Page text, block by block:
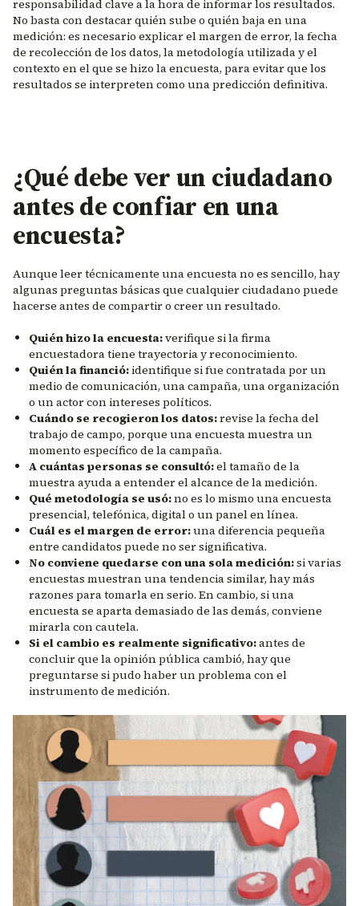
responsabilidad clave a la hora de informar los resultados.
No basta con destacar quién sube o quién baja en una
medición: es necesario explicar el margen de error, la fecha
de recolección de los datos, la metodología utilizada y el
contexto en el que se hizo la encuesta, para evitar que los
resultados se interpreten como una predicción definitiva.
¿Qué debe ver un ciudadano
antes de confiar en una
encuesta?
Aunque leer técnicamente una encuesta no es sencillo, hay
algunas preguntas básicas que cualquier ciudadano puede
hacerse antes de compartir o creer un resultado.
Quién hizo la encuesta:verifique si la firma
encuestadora tiene trayectoria y reconocimiento.
Quién la financió: identifique si fue contratada por un
medio de comunicación, una campaña, una organización
o un actor con intereses políticos.
Cuándo se recogieron los datos:revise la fecha del
trabajo de campo, porque una encuesta muestra un
momento específico de la campaña.
A cuántas personas se consultó:el tamaño de la
muestra ayuda a entender el alcance de la medición.
Qué metodología se usó:no es lo mismo una encuesta
presencial, telefónica, digital o un panel en línea.
Cuál es el margen de error:una diferencia pequeña
entre candidatos puede no ser significativa.
No conviene quedarse con una sola medición:si varias
encuestas muestran una tendencia similar, hay más
razones para tomarla en serio. En cambio, si una
encuesta se aparta demasiado de las demás, conviene
mirarla con cautela.
Si el cambio es realmente significativo:antes de
concluir que la opinión pública cambió, hay que
preguntarse si pudo haber un problema con el
instrumento de medición.